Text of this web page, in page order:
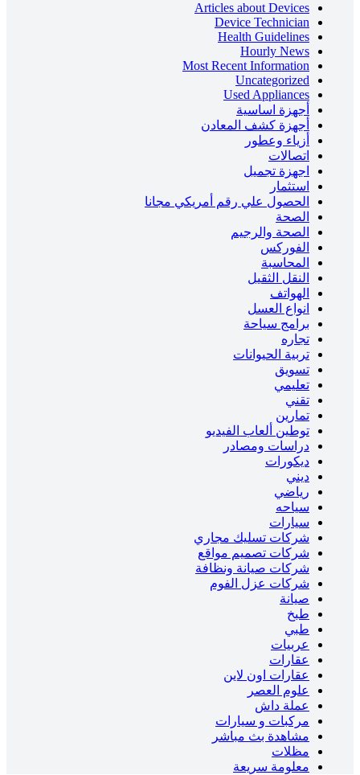
Articles about Devices
Device Technician
Health Guidelines
Hourly News
Most Recent Information
Uncategorized
Used Appliances
أجهزة اساسية
أجهزة كشف المعادن
أزياء وعطور
اتصالات
اجهزة تجميل
استثمار
الحصول علي رقم أمريكي مجانا
الصحة
الصحة والرجيم
الفوركس
المحاسبة
النقل الثقيل
الهواتف
انواع العسل
برامج سياحة
تجاره
تربية الحيوانات
تسويق
تعليمي
تقني
تمارين
توطين ألعاب الفيديو
دراسات ومصادر
ديكورات
ديني
رياضي
سياحه
سيارات
شركات تسليك مجاري
شركات تصميم مواقع
شركات صيانة ونظافة
شركات عزل الفوم
صيانة
طبخ
طبي
عربيات
عقارات
عقارات اون لاين
علوم العصر
عملة داش
مركبات و سيارات
مشاهدة بث مباشر
مظلات
معلومة سريعة